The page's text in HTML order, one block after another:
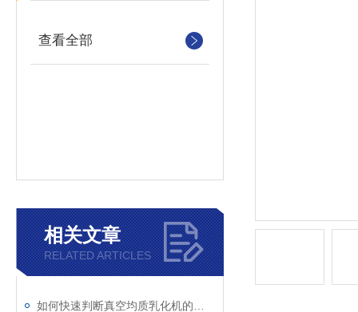
查看全部
相关文章
RELATED ARTICLES